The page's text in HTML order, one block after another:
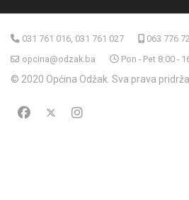
031 761 016, 031 761 027
063 776
opcina@odzak.ba
Pon - Pet 8:00 -
© 2020 Općina Odžak. Sva prava